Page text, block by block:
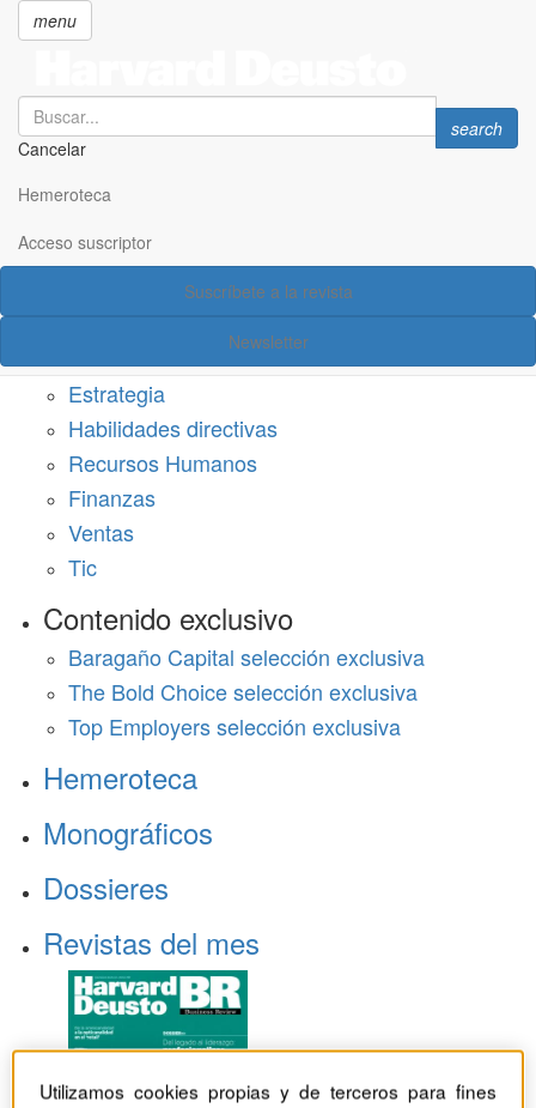
principal
menu
Search
Cancelar
Search
search
Hemeroteca
Acceso suscriptor
Suscríbete a la revista
Newsletter
Acceso suscriptor
Estrategia
Habilidades directivas
Recursos Humanos
Finanzas
Ventas
Tic
Contenido exclusivo
Baragaño Capital selección exclusiva
The Bold Choice selección exclusiva
Top Employers selección exclusiva
Hemeroteca
Monográficos
Dossieres
Revistas del mes
Utilizamos cookies propias y de terceros para fines